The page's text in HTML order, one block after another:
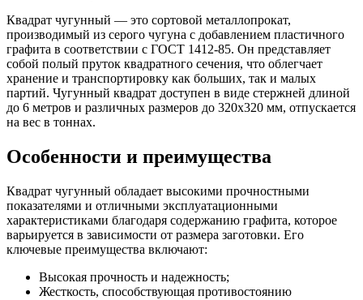
Квадрат чугунный — это сортовой металлопрокат,
производимый из серого чугуна с добавлением пластичного
графита в соответствии с ГОСТ 1412-85. Он представляет
собой полый пруток квадратного сечения, что облегчает
хранение и транспортировку как больших, так и малых
партий. Чугунный квадрат доступен в виде стержней длиной
до 6 метров и различных размеров до 320х320 мм, отпускается
на вес в тоннах.
Особенности и преимущества
Квадрат чугунный обладает высокими прочностными
показателями и отличными эксплуатационными
характеристиками благодаря содержанию графита, которое
варьируется в зависимости от размера заготовки. Его
ключевые преимущества включают:
Высокая прочность и надежность;
Жесткость, способствующая противостоянию